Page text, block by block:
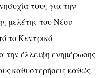
τους για την
μελέτης του Νέου
το Κεντρικό
την έλλειψη ενημέρωσης
καθυστερήσεις καθώς